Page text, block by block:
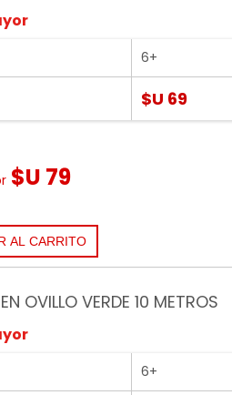
6+
$U 69
$U 79
OVILLO VERDE 10 METROS
6+